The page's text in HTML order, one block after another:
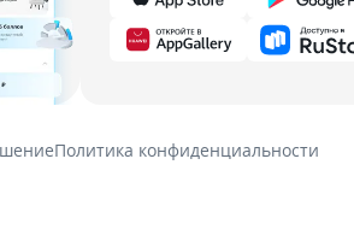
Политика конфиденциальности